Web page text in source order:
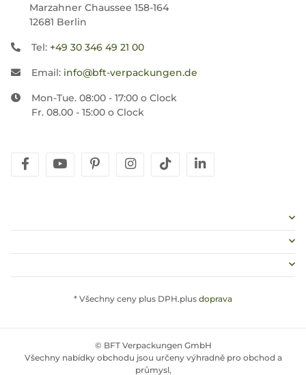
Marzahner Chaussee 158-164
12681 Berlin
Tel: +49 30 346 49 21 00
Email: info@bft-verpackungen.de
Mon-Tue. 08:00 - 17:00 o Clock
Fr. 08.00 - 15:00 o Clock
facebookyoutubepinterestinstagram
tiktok
* Všechny ceny plus DPH.plus doprava
© BFT Verpackungen GmbH
Všechny nabídky obchodu jsou určeny výhradně pro obchod a
průmysl,